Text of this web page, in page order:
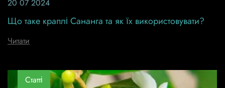
20 07 2024
Що таке краплі Сананга та як їх використовувати?
Читати
Статті